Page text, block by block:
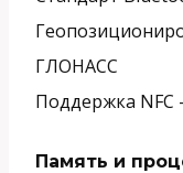
ГЛОНАСС
Поддержка
Память и